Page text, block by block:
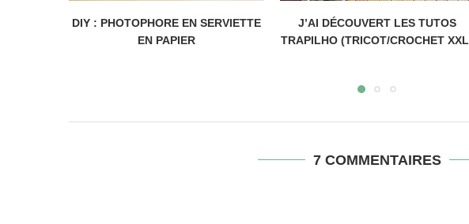
DIY : PHOTOPHORE EN SERVIETTE
EN PAPIER
J’AI DÉCOUVERT LES TUTOS
TRAPILHO (TRICOT/CROCHET
7 COMMENTAIRES